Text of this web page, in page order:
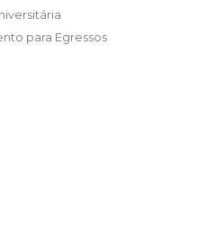
para Egressos